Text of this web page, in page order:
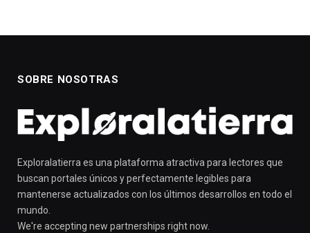
SOBRE NOSOTRAS
Exploralatierra es una plataforma atractiva para lectores que
buscan portales únicos y perfectamente legibles para
mantenerse actualizados con los últimos desarrollos en todo el
mundo.
We're accepting new partnerships right now.